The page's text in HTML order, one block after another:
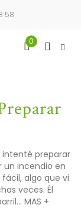
58
Login Sign Up
0
preparar
un incendio en
algo que vi
veces. Él
MAS +